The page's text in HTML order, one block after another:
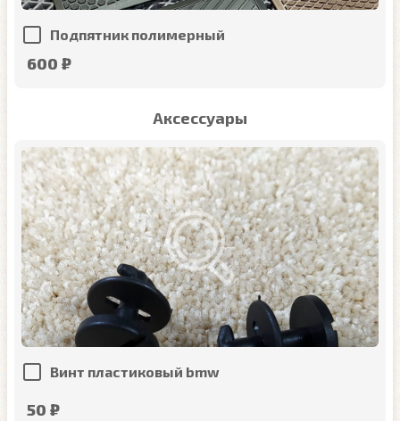
Подпятник полимерный
600 ₽
Аксессуары
Винт пластиковый bmw
50 ₽